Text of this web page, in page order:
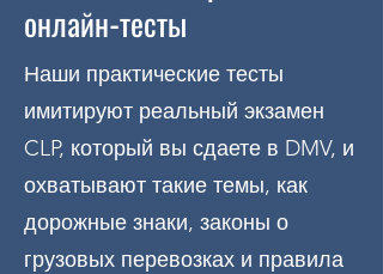
онлайн-тесты
Наши практические тесты
имитируют реальный экзамен
CLP, который вы сдаете в DMV, и
охватывают такие темы, как
дорожные знаки, законы о
грузовых перевозках и правила